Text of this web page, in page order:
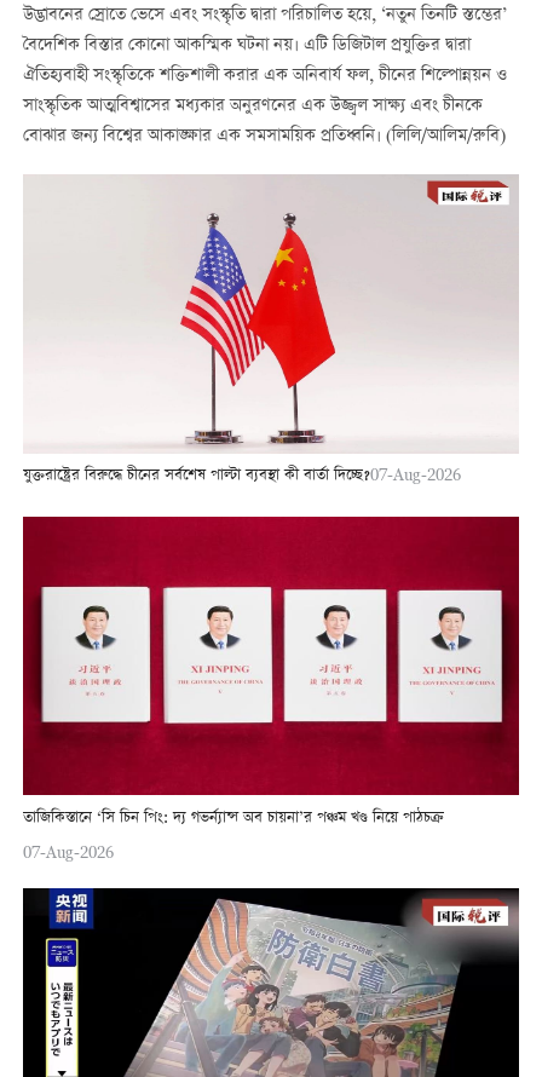
উদ্ভাবনের স্রোতে ভেসে এবং সংস্কৃতি দ্বারা পরিচালিত হয়ে, ‘নতুন তিনটি স্তম্ভের’
বৈদেশিক বিস্তার কোনো আকস্মিক ঘটনা নয়। এটি ডিজিটাল প্রযুক্তির দ্বারা
ঐতিহ্যবাহী সংস্কৃতিকে শক্তিশালী করার এক অনিবার্য ফল, চীনের শিল্পোন্নয়ন ও
সাংস্কৃতিক আত্মবিশ্বাসের মধ্যকার অনুরণনের এক উজ্জ্বল সাক্ষ্য এবং চীনকে
বোঝার জন্য বিশ্বের আকাঙ্ক্ষার এক সমসাময়িক প্রতিধ্বনি। (লিলি/আলিম/রুবি)
যুক্তরাষ্ট্রের বিরুদ্ধে চীনের সর্বশেষ পাল্টা ব্যবস্থা কী বার্তা দিচ্ছে?07-Aug-2026
তাজিকিস্তানে ‘সি চিন পিং: দ্য গভর্ন্যান্স অব চায়না’র পঞ্চম খণ্ড নিয়ে পাঠচক্র
07-Aug-2026